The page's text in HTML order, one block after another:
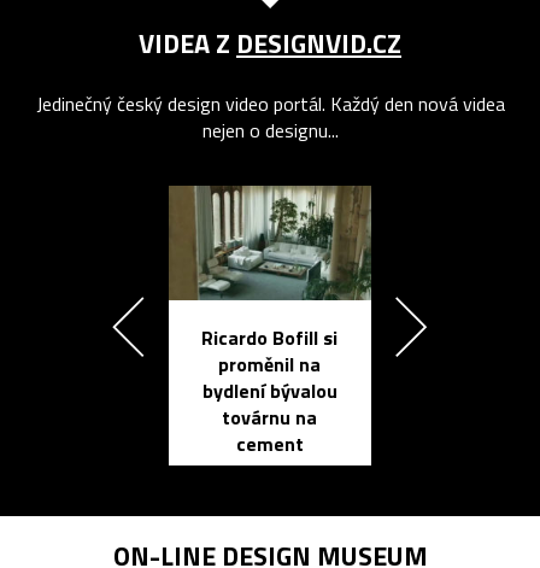
VIDEA Z DESIGNVID.CZ
Jedinečný český design video portál. Každý den nová videa
nejen o designu...
Ricardo Bofill si
proměnil na
bydlení bývalou
továrnu na
cement
ON-LINE DESIGN MUSEUM